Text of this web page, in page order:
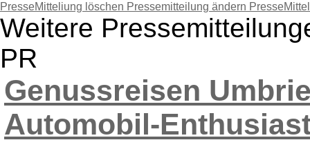
PresseMitteliung löschen Pressemitteilung ändern
Weitere
PR
Genussreisen
Automobil-